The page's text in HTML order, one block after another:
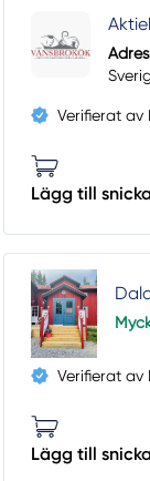
Verifierat av
Lägg till
Verifierat av
Lägg till